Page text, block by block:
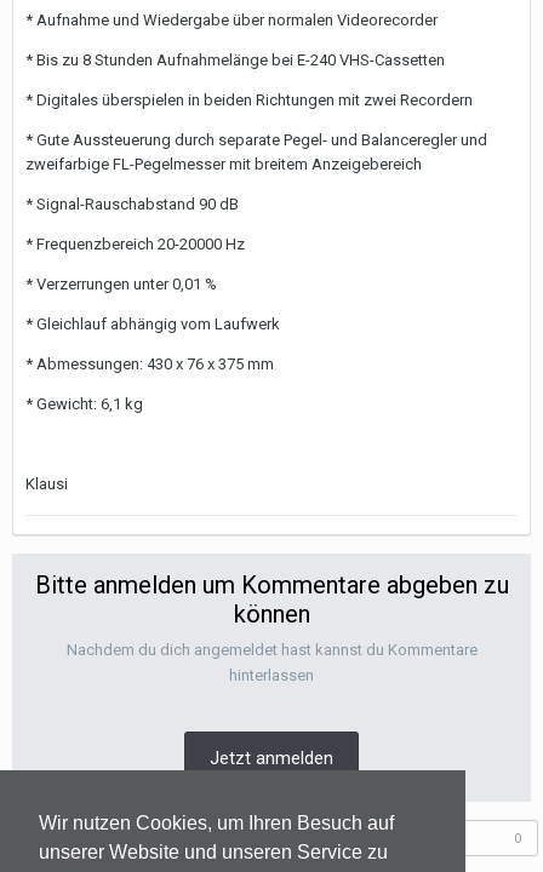
Wir nutzen Cookies, um Ihren Besuch auf
unserer Website und unseren Service zu
* Aufnahme und Wiedergabe über normalen Videorecorder
* Bis zu 8 Stunden Aufnahmelänge bei E-240 VHS-Cassetten
* Digitales überspielen in beiden Richtungen mit zwei Recordern
* Gute Aussteuerung durch separate Pegel- und Balanceregler und
zweifarbige FL-Pegelmesser mit breitem Anzeigebereich
* Signal-Rauschabstand 90 dB
* Frequenzbereich 20-20000 Hz
* Verzerrungen unter 0,01 %
* Gleichlauf abhängig vom Laufwerk
* Abmessungen: 430 x 76 x 375 mm
* Gewicht: 6,1 kg
Klausi
Bitte anmelden um Kommentare abgeben zu
können
Nachdem du dich angemeldet hast kannst du Kommentare
hinterlassen
Jetzt anmelden
0